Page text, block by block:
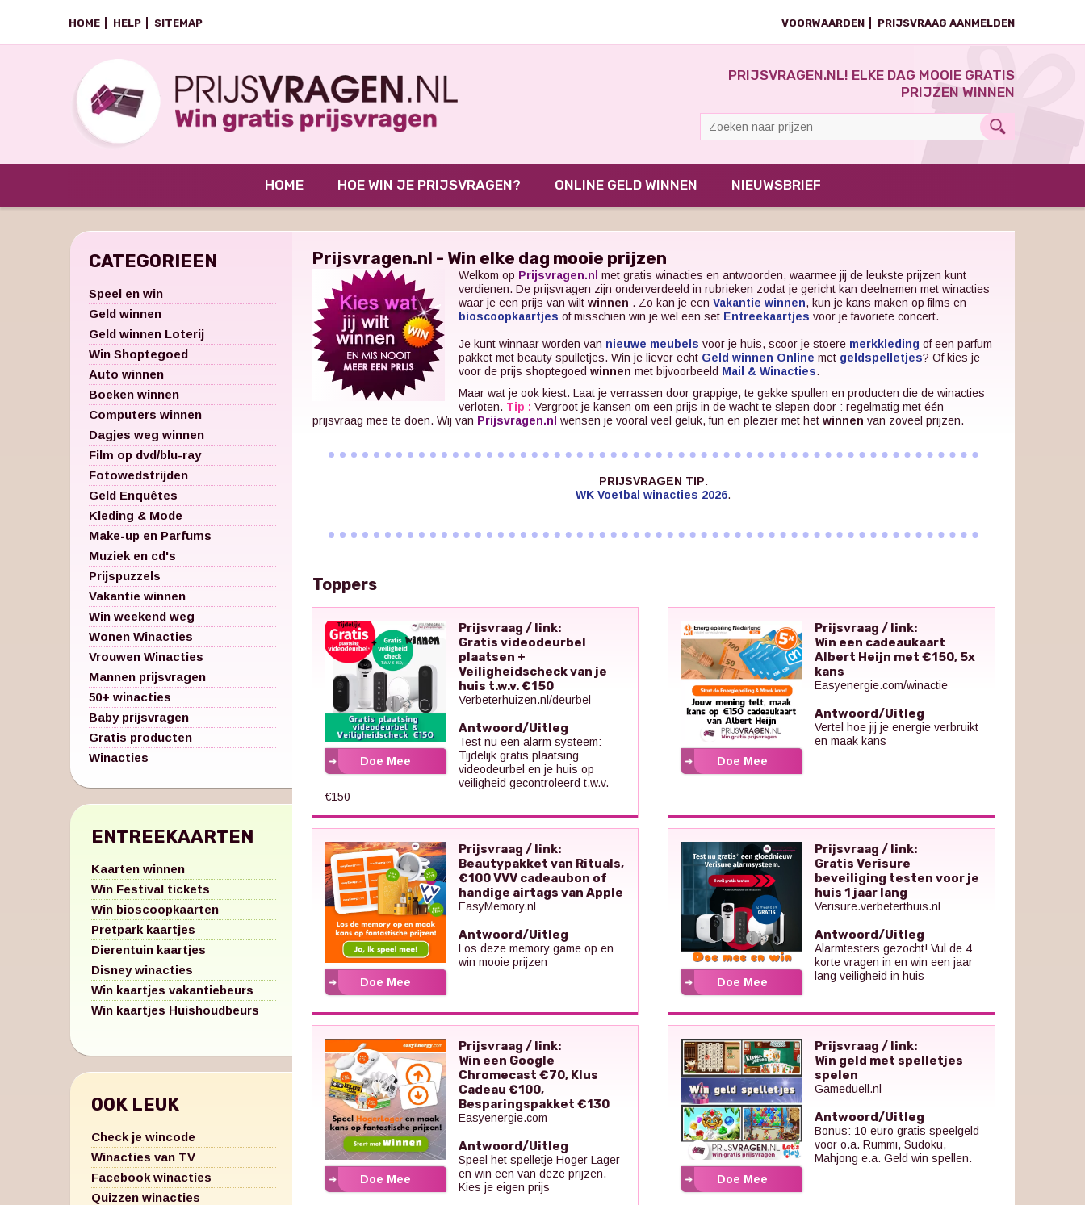
HOME HELP SITEMAP VOORWAARDEN PRIJSVRAAG AANMELDEN
PRIJSVRAGEN.NL! ELKE DAG MOOIE GRATIS
PRIJZEN WINNEN
HOME HOE WIN JE PRIJSVRAGEN? ONLINE GELD WINNEN NIEUWSBRIEF
CATEGORIEEN
Speel en win
Geld winnen
Geld winnen Loterij
Win Shoptegoed
Auto winnen
Boeken winnen
Computers winnen
Dagjes weg winnen
Film op dvd/blu-ray
Fotowedstrijden
Geld Enquêtes
Kleding & Mode
Make-up en Parfums
Muziek en cd's
Prijspuzzels
Vakantie winnen
Win weekend weg
Wonen Winacties
Vrouwen Winacties
Mannen prijsvragen
50+ winacties
Baby prijsvragen
Gratis producten
Winacties
ENTREEKAARTEN
Kaarten winnen
Win Festival tickets
Win bioscoopkaarten
Pretpark kaartjes
Dierentuin kaartjes
Disney winacties
Win kaartjes vakantiebeurs
Win kaartjes Huishoudbeurs
OOK LEUK
Check je wincode
Winacties van TV
Facebook winacties
Quizzen winacties
Prijsvragen.nl - Win elke dag mooie prijzen
Welkom op Prijsvragen.nl met gratis winacties en antwoorden, waarmee jij de leukste prijzen kunt
verdienen. De prijsvragen zijn onderverdeeld in rubrieken zodat je gericht kan deelnemen met winacties
waar je een prijs van wilt winnen . Zo kan je een Vakantie winnen, kun je kans maken op films en
bioscoopkaartjes of misschien win je wel een set Entreekaartjes voor je favoriete concert.
Je kunt winnaar worden van nieuwe meubels voor je huis, scoor je stoere merkkleding of een parfum
pakket met beauty spulletjes. Win je liever echt Geld winnen Online met geldspelletjes? Of kies je
voor de prijs shoptegoed winnen met bijvoorbeeld Mail & Winacties.
Maar wat je ook kiest. Laat je verrassen door grappige, te gekke spullen en producten die de winacties
verloten. Tip : Vergroot je kansen om een prijs in de wacht te slepen door : regelmatig met één
prijsvraag mee te doen. Wij van Prijsvragen.nl wensen je vooral veel geluk, fun en plezier met het winnen van zoveel prijzen.
PRIJSVRAGEN TIP:
WK Voetbal winacties 2026.
Toppers
Doe Mee
Prijsvraag / link:
Gratis videodeurbel
plaatsen +
Veiligheidscheck van je
huis t.w.v. €150
Verbeterhuizen.nl/deurbel
Antwoord/Uitleg
Test nu een alarm systeem:
Tijdelijk gratis plaatsing
videodeurbel en je huis op
veiligheid gecontroleerd t.w.v.
€150
Doe Mee
Prijsvraag / link:
Win een cadeaukaart
Albert Heijn met €150, 5x
kans
Easyenergie.com/winactie
Antwoord/Uitleg
Vertel hoe jij je energie verbruikt
en maak kans
Doe Mee
Prijsvraag / link:
Beautypakket van Rituals,
€100 VVV cadeaubon of
handige airtags van Apple
EasyMemory.nl
Antwoord/Uitleg
Los deze memory game op en
win mooie prijzen
Doe Mee
Prijsvraag / link:
Gratis Verisure
beveiliging testen voor je
huis 1 jaar lang
Verisure.verbeterthuis.nl
Antwoord/Uitleg
Alarmtesters gezocht! Vul de 4
korte vragen in en win een jaar
lang veiligheid in huis
Doe Mee
Prijsvraag / link:
Win een Google
Chromecast €70, Klus
Cadeau €100,
Besparingspakket €130
Easyenergie.com
Antwoord/Uitleg
Speel het spelletje Hoger Lager
en win een van deze prijzen.
Kies je eigen prijs
Doe Mee
Prijsvraag / link:
Win geld met spelletjes
spelen
Gameduell.nl
Antwoord/Uitleg
Bonus: 10 euro gratis speelgeld
voor o.a. Rummi, Sudoku,
Mahjong e.a. Geld win spellen.